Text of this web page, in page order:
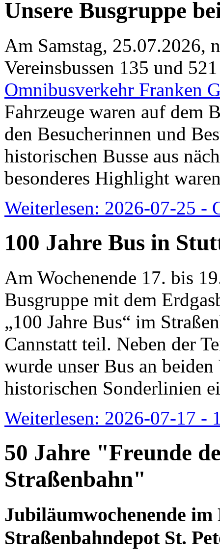
Unsere Busgruppe
Am Samstag, 25.07.2026,
Vereinsbussen 135 und
Omnibusverkehr Franken
Fahrzeuge waren auf dem
den Besucherinnen und
historischen Busse aus
besonderes Highlight
Weiterlesen: 2026-07-25 -
100 Jahre Bus in
Am Wochenende 17. bis
Busgruppe mit dem
„100 Jahre Bus“ im
Cannstatt teil. Neben der
wurde unser Bus an
historischen Sonderlinien
Weiterlesen: 2026-07-17 -
50 Jahre "Freunde
Straßenbahn"
Jubiläumwochenende
Straßenbahndepot St.